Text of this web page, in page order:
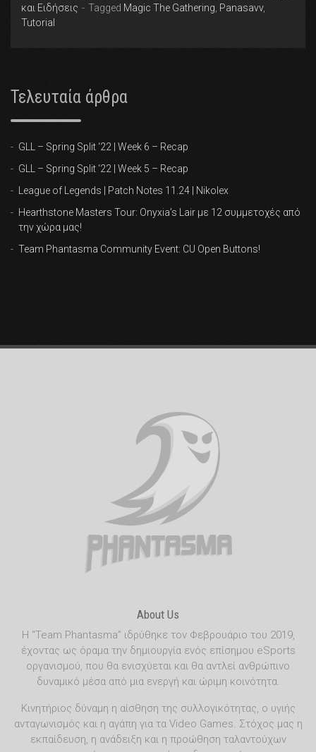
και Ειδήσεις
Tagged Magic The Gathering, Panasavv,
Tutorial
Τελευταία άρθρα
GLL – Spring Split ‘22 | Week 6 – Recap
GLL – Spring Split ‘22 | Week 5 – Recap
League of Legends | Patch Notes 11.24 | Nikolex
Hearthstone Masters Tour: Onyxia’s Lair με 12 συμμετοχές από
την χώρα μας!
Team Phantasma Community Event: CU Open Buttons!
About Us
Η “Team Phantasma” ιδρύθηκε τον Φεβρουάριο του 2019,
έχοντας ως όραμα την δημιουργία ενός επίσημου eSports
οργανισμού, που θα ενισχύεται και θα αντλεί ανθρώπινο
δυναμικό μέσα από μια ενεργή και ώριμη κοινότητα.
Κινητήριος δύναμη η αίσθηση της συλλογικότητας, ο υγιής
ανταγωνισμός και η αγάπη για τα Video Games. Στόχος μας η
εκπαίδευση, η ανάδειξη και η προώθηση ταλαντούχων